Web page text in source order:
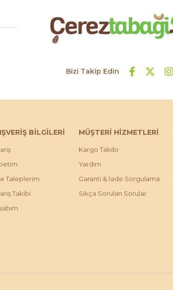
Bizi Takip Edin
BİLGİLERİ
Taleplerim
Takibi
MÜŞTERİ HİZMETLERİ
Kargo Takibi
Yardım
Garanti & İade Sorgulama
Sıkça Sorulan Sorular